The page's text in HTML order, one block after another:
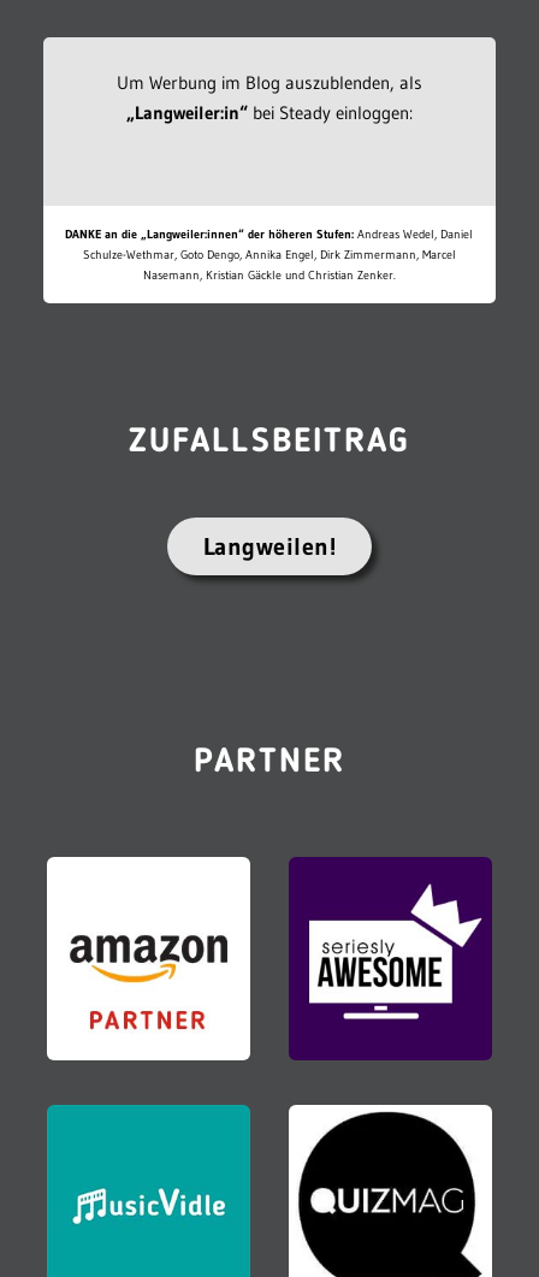
Um Werbung im Blog auszublenden, als
„Langweiler:in“bei Steady einloggen:
DANKE an die „Langweiler:innen“ der höheren Stufen: Andreas Wedel, Daniel
Schulze-Wethmar, Goto Dengo, Annika Engel, Dirk Zimmermann, Marcel
Nasemann, Kristian Gäckle und Christian Zenker.
ZUFALLSBEITRAG
Langweilen!
PARTNER